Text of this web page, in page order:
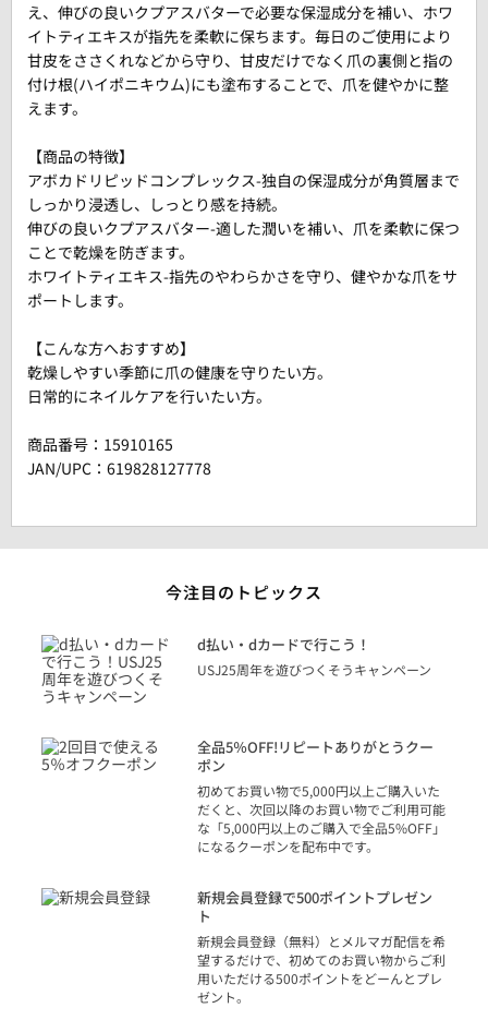
え、伸びの良いクプアスバターで必要な保湿成分を補い、ホワ
イトティエキスが指先を柔軟に保ちます。毎日のご使用により
甘皮をささくれなどから守り、甘皮だけでなく爪の裏側と指の
付け根(ハイポニキウム)にも塗布することで、爪を健やかに整
えます。
【商品の特徴】
アボカドリピッドコンプレックス-独自の保湿成分が角質層まで
しっかり浸透し、しっとり感を持続。
伸びの良いクプアスバター-適した潤いを補い、爪を柔軟に保つ
ことで乾燥を防ぎます。
ホワイトティエキス-指先のやわらかさを守り、健やかな爪をサ
ポートします。
【こんな方へおすすめ】
乾燥しやすい季節に爪の健康を守りたい方。
日常的にネイルケアを行いたい方。
商品番号： 15910165
JAN/UPC：619828127778
今注目のトピックス
d払い・dカードで行こう！
USJ25周年を遊びつくそうキャンペーン
全品5％OFF!リピートありがとうクー
ポン
初めてお買い物で5,000円以上ご購入いた
だくと、次回以降のお買い物でご利用可能
な「5,000円以上のご購入で全品5%OFF」
になるクーポンを配布中です。
新規会員登録で500ポイントプレゼン
ト
新規会員登録（無料）とメルマガ配信を希
望するだけで、初めてのお買い物からご利
用いただける500ポイントをどーんとプレ
ゼント。